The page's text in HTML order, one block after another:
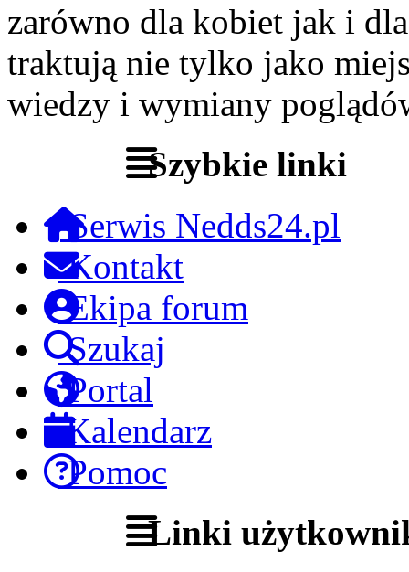
zarówno dla kobiet jak i
traktują nie tylko jako
wiedzy i wymiany
Szybkie linki
Serwis Nedds24.pl
Kontakt
Ekipa forum
Szukaj
Portal
Kalendarz
Pomoc
Linki